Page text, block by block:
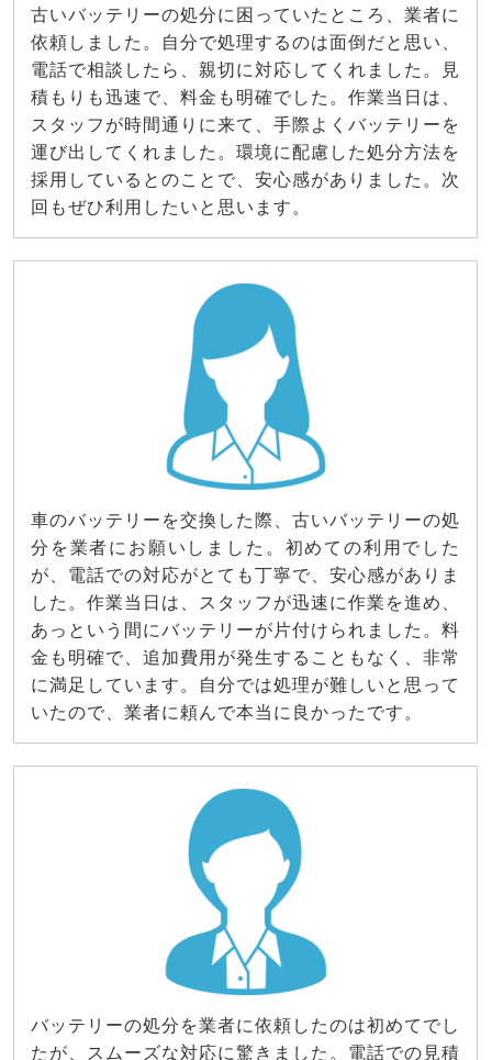
古いバッテリーの処分に困っていたところ、業者に
依頼しました。自分で処理するのは面倒だと思い、
電話で相談したら、親切に対応してくれました。見
積もりも迅速で、料金も明確でした。作業当日は、
スタッフが時間通りに来て、手際よくバッテリーを
運び出してくれました。環境に配慮した処分方法を
採用しているとのことで、安心感がありました。次
回もぜひ利用したいと思います。
車のバッテリーを交換した際、古いバッテリーの処
分を業者にお願いしました。初めての利用でした
が、電話での対応がとても丁寧で、安心感がありま
した。作業当日は、スタッフが迅速に作業を進め、
あっという間にバッテリーが片付けられました。料
金も明確で、追加費用が発生することもなく、非常
に満足しています。自分では処理が難しいと思って
いたので、業者に頼んで本当に良かったです。
バッテリーの処分を業者に依頼したのは初めてでし
たが、スムーズな対応に驚きました。電話での見積